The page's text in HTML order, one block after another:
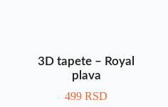
3D tapete – Royal
plava
499RSD